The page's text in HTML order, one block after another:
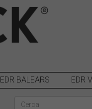
EDR BALEARS EDR